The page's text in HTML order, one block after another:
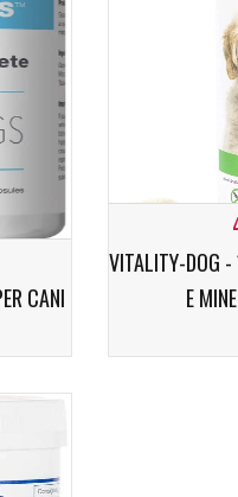
CANI
VITALITY-DOG -
E